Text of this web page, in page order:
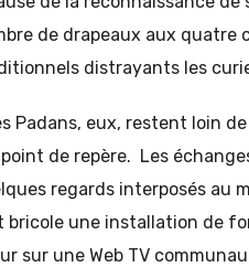
de drapeaux aux quatre
distrayants les
Padans, eux, restent loin
de repère. Les
regards interposés
bricole une installation de
sur une Web TV